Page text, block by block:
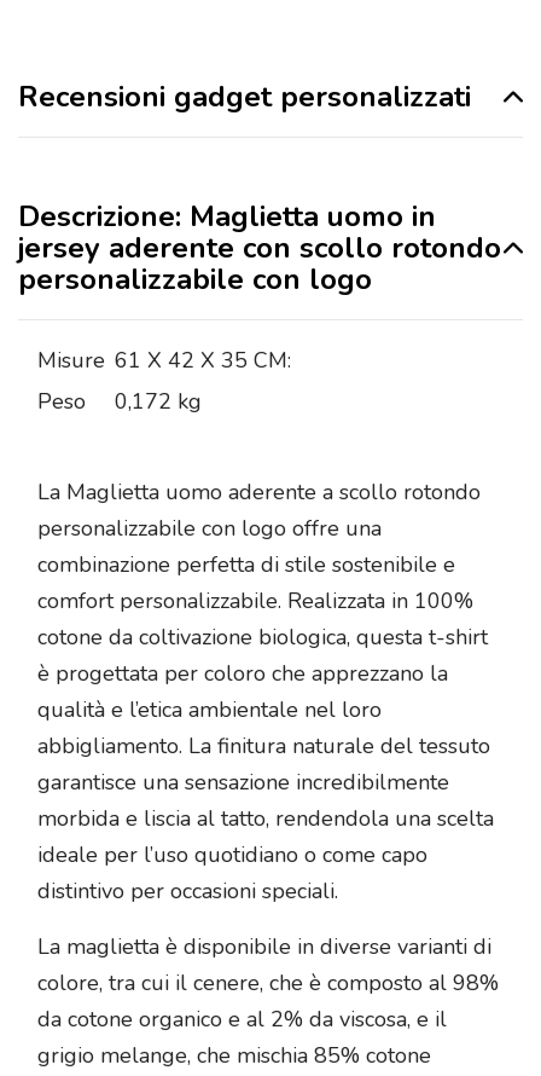
Recensioni gadget personalizzati
Descrizione: Maglietta uomo in
jersey aderente con scollo rotondo
personalizzabile con logo
Misure 61 X 42 X 35 CM:
Peso
0,172 kg
La Maglietta uomo aderente a scollo rotondo
personalizzabile con logo offre una
combinazione perfetta di stile sostenibile e
comfort personalizzabile. Realizzata in 100%
cotone da coltivazione biologica, questa t-shirt
è progettata per coloro che apprezzano la
qualità e l’etica ambientale nel loro
abbigliamento. La finitura naturale del tessuto
garantisce una sensazione incredibilmente
morbida e liscia al tatto, rendendola una scelta
ideale per l’uso quotidiano o come capo
distintivo per occasioni speciali.
La maglietta è disponibile in diverse varianti di
colore, tra cui il cenere, che è composto al 98%
da cotone organico e al 2% da viscosa, e il
grigio melange, che mischia 85% cotone